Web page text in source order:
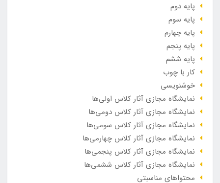
پایه دوم
پایه سوم
پایه چهارم
پایه پنجم
پایه ششم
کار با چوب
خوشنویسی
نمایشگاه مجازی آثار کلاس اولی‌ها
نمایشگاه مجازی آثار کلاس دومی‌ها
نمایشگاه مجازی آثار کلاس سومی‌ها
نمایشگاه مجازی آثار کلاس چهارمی‌ها
نمایشگاه مجازی آثار کلاس پنجمی‌ها
نمایشگاه مجازی آثار کلاس ششمی‌ها
محتواهای مناسبتی